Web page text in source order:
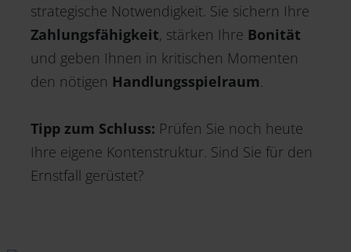
strategische Notwendigkeit. Sie sichern Ihre
Zahlungsfähigkeit, stärken Ihre Bonität
und geben Ihnen in kritischen Momenten
den nötigen Handlungsspielraum.
Tipp zum Schluss: Prüfen Sie noch heute
Ihre eigene Kontenstruktur. Sind Sie für den
Ernstfall gerüstet?